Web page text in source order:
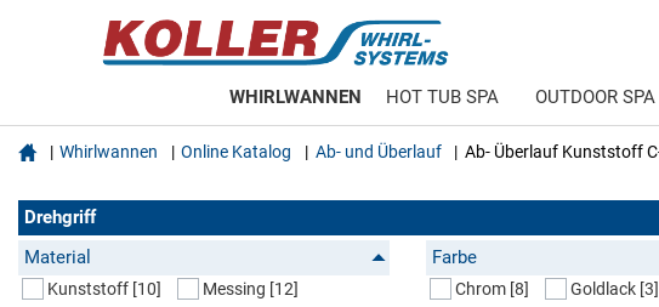
WHIRLWANNEN HOT TUB SPA OUTDOOR SPA
 Whirlwannen Online Katalog Ab- und Überlauf Ab- Überlauf Kunststoff
Drehgriff
Material
Kunststoff [10] Messing [12]
Farbe
Chrom [8] Goldlack [3]